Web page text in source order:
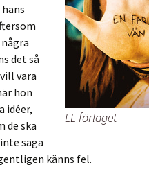
LL-förlaget
det så
vara
hon
idéer,
de ska
säga
känns fel.